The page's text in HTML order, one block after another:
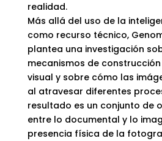
realidad.
Más allá del uso de la
como recurso técnico,
plantea una investigación
mecanismos de
visual y sobre cómo las
al atravesar diferentes
resultado es un conjunto de
entre lo documental y lo
presencia física de la